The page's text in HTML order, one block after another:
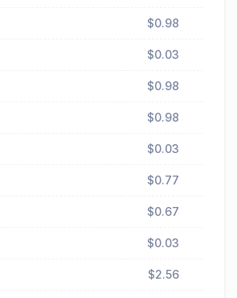
$0.98
$0.03
$0.98
$0.98
$0.03
$0.77
$0.67
$0.03
$2.56